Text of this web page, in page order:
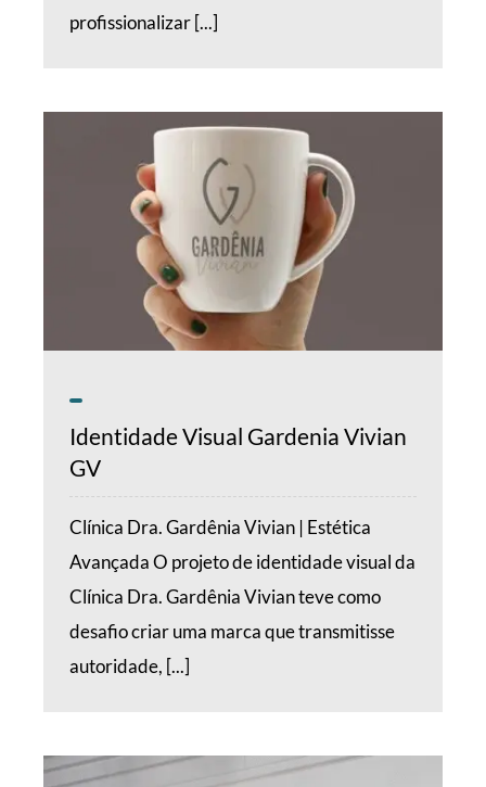
profissionalizar [...]
Identidade Visual Gardenia Vivian
GV
Clínica Dra. Gardênia Vivian | Estética
Avançada O projeto de identidade visual da
Clínica Dra. Gardênia Vivian teve como
desafio criar uma marca que transmitisse
autoridade, [...]